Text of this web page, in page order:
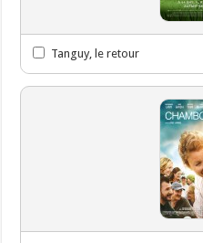
Tanguy, le retour